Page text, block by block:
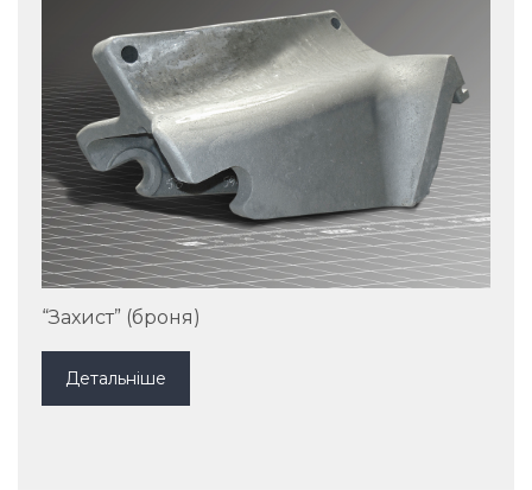
“Захист” (броня)
Детальніше